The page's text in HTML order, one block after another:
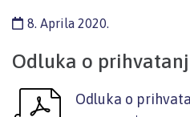
8. Aprila 2020.
Odluka o
Odluka o